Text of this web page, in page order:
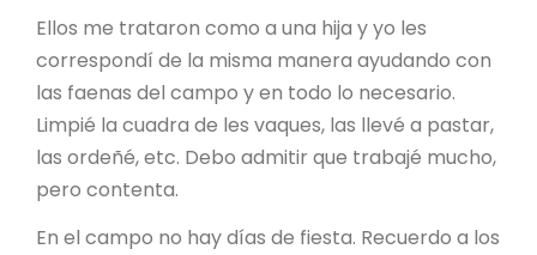
Ellos me trataron como a una hija y yo les
correspondí de la misma manera ayudando con
las faenas del campo y en todo lo necesario.
Limpié la cuadra de les vaques, las llevé a pastar,
las ordeñé, etc. Debo admitir que trabajé mucho,
pero contenta.
En el campo no hay días de fiesta. Recuerdo a los